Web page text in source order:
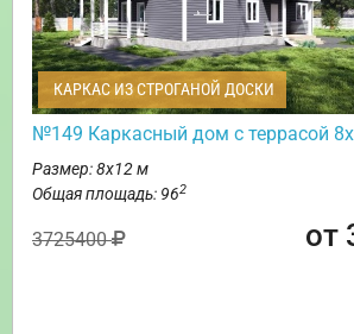
КАРКАС ИЗ СТРОГАНОЙ ДОСКИ
№149 Каркасный дом с террасой
Размер: 8х12 м
Общая площадь: 962
3725400 от